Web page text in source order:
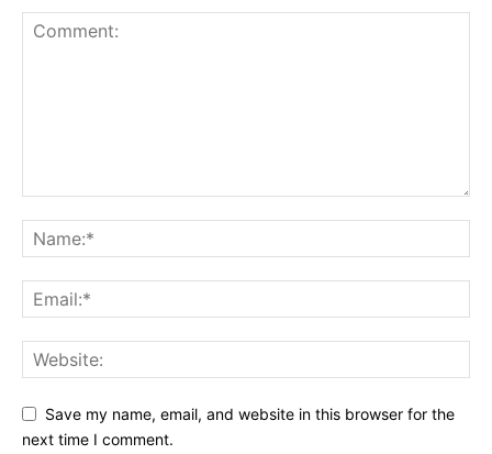
Save my name, email, and website in this browser for the
next time I comment.